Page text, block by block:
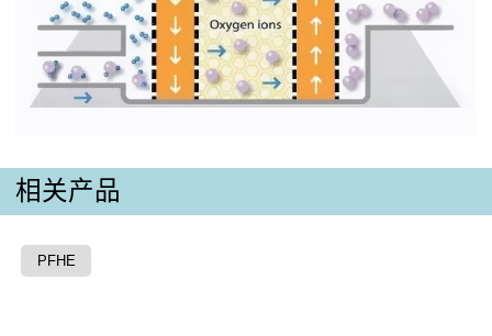
相关产品
PFHE